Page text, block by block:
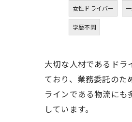
女性ドライバー
学歴不問
大切な人材であるドラ
ており、業務委託のた
ラインである物流に
しています。